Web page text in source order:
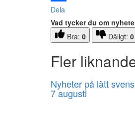
Dela
Vad tycker du om
Bra: 0 Dåligt: 0
Fler
Nyheter på lätt
7 augusti